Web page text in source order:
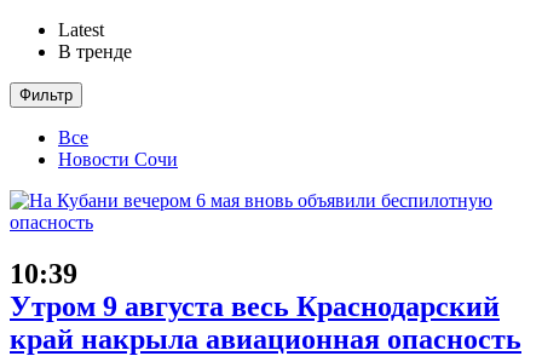
Latest
В тренде
Фильтр
Все
Новости Сочи
10:39
Утром 9 августа весь Краснодарский
край накрыла авиационная опасность